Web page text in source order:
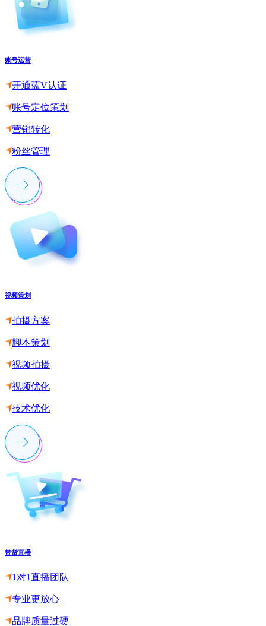
账号运营
开通蓝V认证
账号定位策划
营销转化
粉丝管理
视频策划
拍摄方案
脚本策划
视频拍摄
视频优化
技术优化
带货直播
1对1直播团队
专业更放心
品牌质量过硬